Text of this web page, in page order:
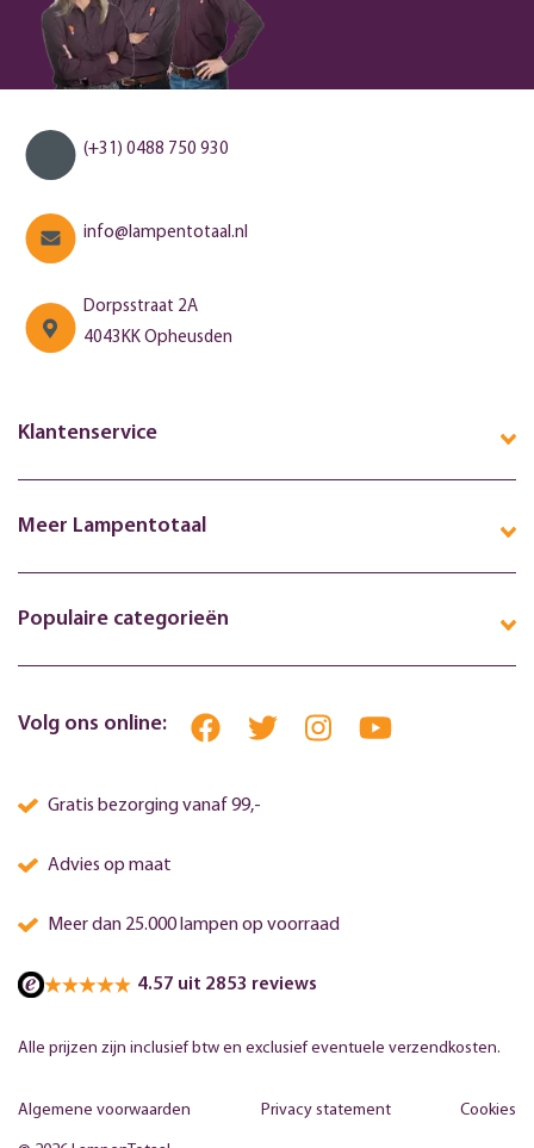
(+31) 0488 750 930
info@lampentotaal.nl
Dorpsstraat 2A
4043KK Opheusden
Klantenservice
Meer Lampentotaal
Populaire categorieën
Volg ons online:
Gratis bezorging vanaf 99,-
Advies op maat
Meer dan 25.000 lampen op voorraad
4.57 uit 2853 reviews
Alle prijzen zijn inclusief btw en exclusief eventuele verzendkosten.
Algemene voorwaarden Privacy statement Cookies